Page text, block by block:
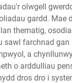
olwgell
gardd.
thematig,
sawl farchnad
a
o arddulliau
dros dro i